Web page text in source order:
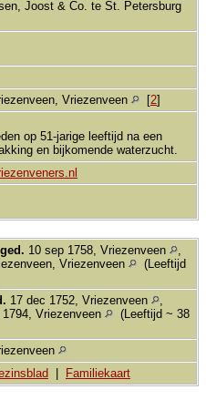
Joost & Co. te St. Petersburg
Vriezenveen [2]
op 51-jarige leeftijd na een
en bijkomende waterzucht.
ged. 10 sep 1758, Vriezenveen
Vriezenveen
(Leeftijd
17 dec 1752, Vriezenveen
Vriezenveen
(Leeftijd ~ 38
Familiekaart